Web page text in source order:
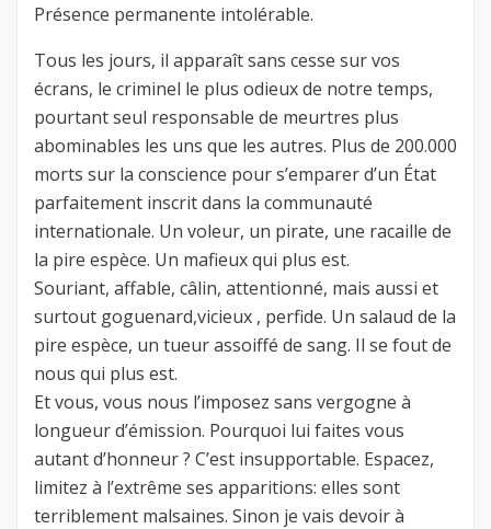
Présence permanente intolérable.
Tous les jours, il apparaît sans cesse sur vos
écrans, le criminel le plus odieux de notre temps,
pourtant seul responsable de meurtres plus
abominables les uns que les autres. Plus de 200.000
morts sur la conscience pour s’emparer d’un État
parfaitement inscrit dans la communauté
internationale. Un voleur, un pirate, une racaille de
la pire espèce. Un mafieux qui plus est.
Souriant, affable, câlin, attentionné, mais aussi et
surtout goguenard,vicieux , perfide. Un salaud de la
pire espèce, un tueur assoiffé de sang. Il se fout de
nous qui plus est.
Et vous, vous nous l’imposez sans vergogne à
longueur d’émission. Pourquoi lui faites vous
autant d’honneur ? C’est insupportable. Espacez,
limitez à l’extrême ses apparitions: elles sont
terriblement malsaines. Sinon je vais devoir à